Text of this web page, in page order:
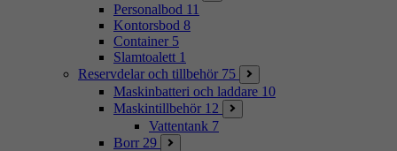
Personalbod 11
Kontorsbod 8
Container 5
Slamtoalett 1
Reservdelar och tillbehör 75
Maskinbatteri och laddare 10
Maskintillbehör 12
Vattentank 7
Borr 29